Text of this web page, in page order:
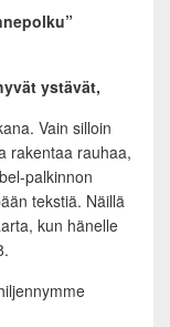
ystävät,
Vain silloin
rakentaa rauhaa,
palkinnon
tekstiä. Näillä
kun hänelle